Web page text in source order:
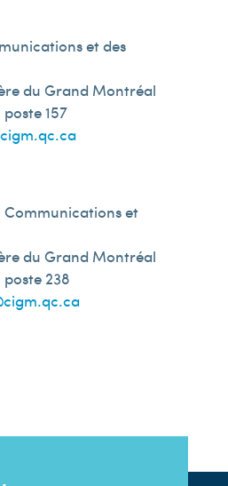
et des
du Grand Montréal
157
et
du Grand Montréal
poste 238